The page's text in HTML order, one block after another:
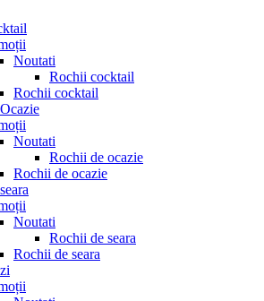
Noutati
Rochii cocktail
Rochii cocktail
Noutati
Rochii de ocazie
Rochii de ocazie
Noutati
Rochii de seara
Rochii de seara